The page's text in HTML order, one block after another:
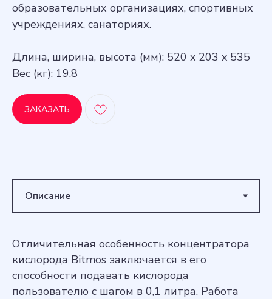
образовательных организациях, спортивных
учреждениях, санаториях.
Длина, ширина, высота (мм): 520 x 203 x 535
Вес (кг): 19.8
ЗАКАЗАТЬ
Отличительная особенность концентратора
кислорода Bitmos заключается в его
способности подавать кислорода
пользователю с шагом в 0,1 литра. Работа